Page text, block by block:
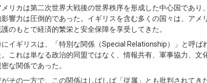
メリカは第二次世界大戦後の世界秩序を形成した中心国であり
影響力は圧倒的であった。イギリスを含む多くの国々は、アメ
護のもとで経済的繁栄と安全保障を享受してきた。
にイギリスは、「特別な関係（Special Relationship）」と呼ば
。これは単なる政治的同盟ではなく、情報共有、軍事協力、文
な関係であった。
がその一方で、この関係はしばしば「従属」とも批判されてき